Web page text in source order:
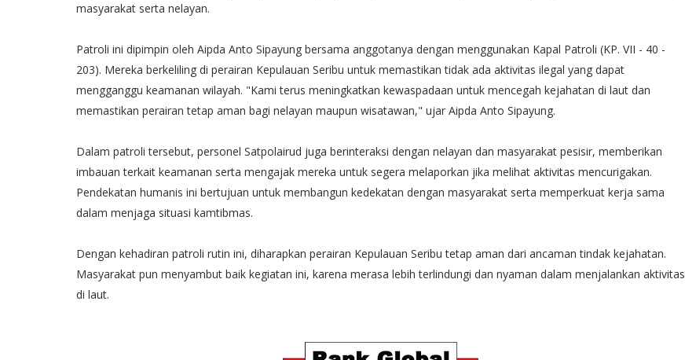
masyarakat serta nelayan.
Patroli ini dipimpin oleh Aipda Anto Sipayung bersama anggotanya dengan menggunakan Kapal Patroli (KP. VII - 40 -
203). Mereka berkeliling di perairan Kepulauan Seribu untuk memastikan tidak ada aktivitas ilegal yang dapat
mengganggu keamanan wilayah. "Kami terus meningkatkan kewaspadaan untuk mencegah kejahatan di laut dan
memastikan perairan tetap aman bagi nelayan maupun wisatawan," ujar Aipda Anto Sipayung.
Dalam patroli tersebut, personel Satpolairud juga berinteraksi dengan nelayan dan masyarakat pesisir, memberikan
imbauan terkait keamanan serta mengajak mereka untuk segera melaporkan jika melihat aktivitas mencurigakan.
Pendekatan humanis ini bertujuan untuk membangun kedekatan dengan masyarakat serta memperkuat kerja sama
dalam menjaga situasi kamtibmas.
Dengan kehadiran patroli rutin ini, diharapkan perairan Kepulauan Seribu tetap aman dari ancaman tindak kejahatan.
Masyarakat pun menyambut baik kegiatan ini, karena merasa lebih terlindungi dan nyaman dalam menjalankan aktivitas
di laut.